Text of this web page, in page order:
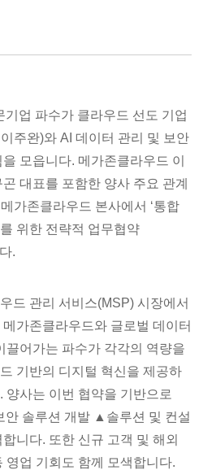
기업 파수가 클라우드 선도 기업
주완)와 AI 데이터 관리 및 보안
모읍니다. 메가존클라우드 이
대표를 포함한 양사 주요 관계
가존클라우드 본사에서 ‘통합
위한 전략적 업무협약
.
드 관리 서비스(MSP) 시장에서
가존클라우드와 글로벌 데이터
끌어가는 파수가 각각의 역량을
기반의 디지털 혁신을 제공하
양사는 이번 협약을 기반으로
안 솔루션 개발 ▲솔루션 및 컨설
니다. 또한 신규 고객 및 해외
영업 기회도 함께 모색합니다.